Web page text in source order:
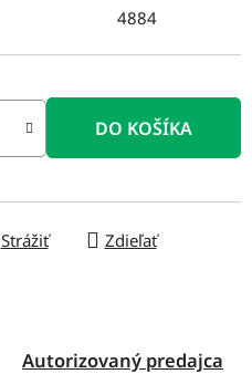
4884
DO KOŠÍKA
Strážiť Zdieľať
Autorizovaný predajca